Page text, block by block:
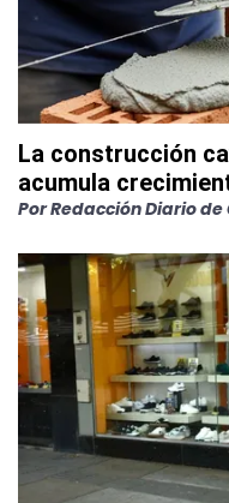
La construcción
acumula
PorRedacción Diario de